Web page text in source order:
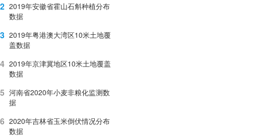
2 2019年安徽省霍山石斛种植分布
数据
3 2019年粤港澳大湾区10米土地覆
盖数据
4 2019年京津冀地区10米土地覆盖
数据
5 河南省2020年小麦非粮化监测数
据
6 2020年吉林省玉米倒伏情况分布
数据